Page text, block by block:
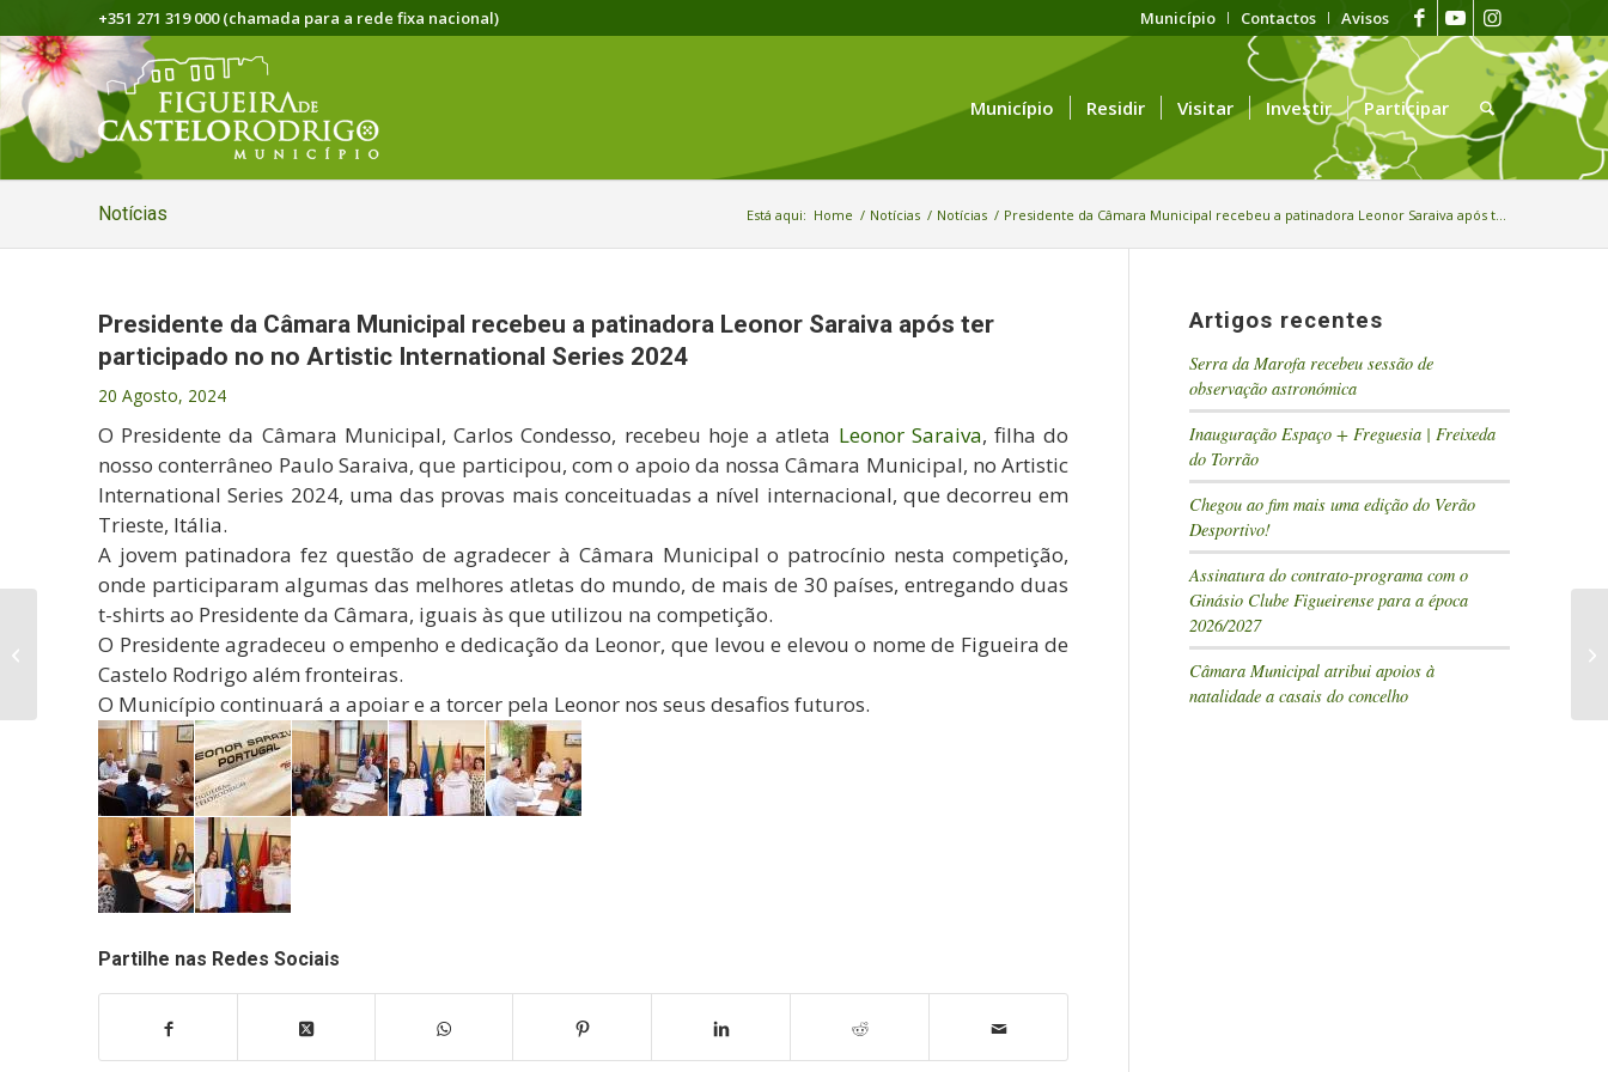
Município Contactos Avisos
+351 271 319 000 (chamada para a rede fixa nacional)
Município Residir Visitar Investir Participar
Notícias Está aqui: Home / Notícias / Notícias / Presidente da Câmara Municipal recebeu a patinadora Leonor Saraiva após t...
Presidente da Câmara Municipal recebeu a patinadora Leonor Saraiva após ter
participado no no Artistic International Series 2024
20 Agosto, 2024
O Presidente da Câmara Municipal, Carlos Condesso, recebeu hoje a atleta Leonor Saraiva, filha do
nosso conterrâneo Paulo Saraiva, que participou, com o apoio da nossa Câmara Municipal, no Artistic
International Series 2024, uma das provas mais conceituadas a nível internacional, que decorreu em
Trieste, Itália.
A jovem patinadora fez questão de agradecer à Câmara Municipal o patrocínio nesta competição,
onde participaram algumas das melhores atletas do mundo, de mais de 30 países, entregando duas
t-shirts ao Presidente da Câmara, iguais às que utilizou na competição.
O Presidente agradeceu o empenho e dedicação da Leonor, que levou e elevou o nome de Figueira de
Castelo Rodrigo além fronteiras.
O Município continuará a apoiar e a torcer pela Leonor nos seus desafios futuros.
Partilhe nas Redes Sociais
Artigos recentes
Serra da Marofa recebeu sessão de
observação astronómica
Inauguração Espaço + Freguesia | Freixeda
do Torrão
Chegou ao fim mais uma edição do Verão
Desportivo!
Assinatura do contrato-programa com o
Ginásio Clube Figueirense para a época
2026/2027
Câmara Municipal atribui apoios à
natalidade a casais do concelho
Dia dos Idades com
milhares de pessoas
ao rubro em Figueira
de Castelo Rodr...